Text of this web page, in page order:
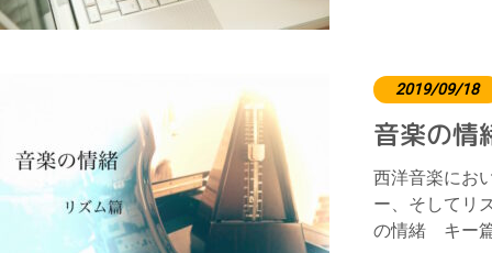
2019/09/18
音楽の
西洋音楽にお
ー、そしてリ
の情緒 キー